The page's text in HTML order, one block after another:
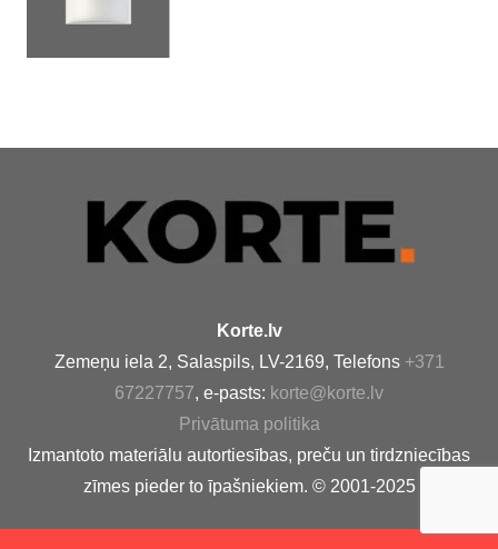
Korte.lv
Zemeņu iela 2, Salaspils, LV-2169, Telefons +371
67227757, e-pasts: korte@korte.lv
Privātuma politika
Izmantoto materiālu autortiesības, preču un tirdzniecības
zīmes pieder to īpašniekiem. © 2001-2025